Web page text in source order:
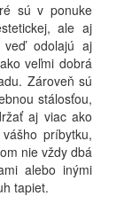
sú v ponuke
ale aj
veď odolajú aj
veľmi dobrá
Zároveň sú
stálosťou,
aj viac ako
príbytku,
nie vždy dbá
alebo inými
tapiet.